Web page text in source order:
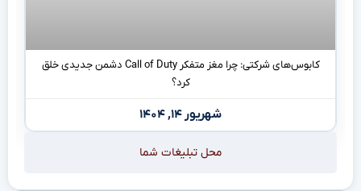
کابوس‌های شرکتی: چرا مغز متفکر Call of Duty دشمن جدیدی خلق
کرد؟
شهریور ۱۴, ۱۴۰۴
محل تبلیغات شما